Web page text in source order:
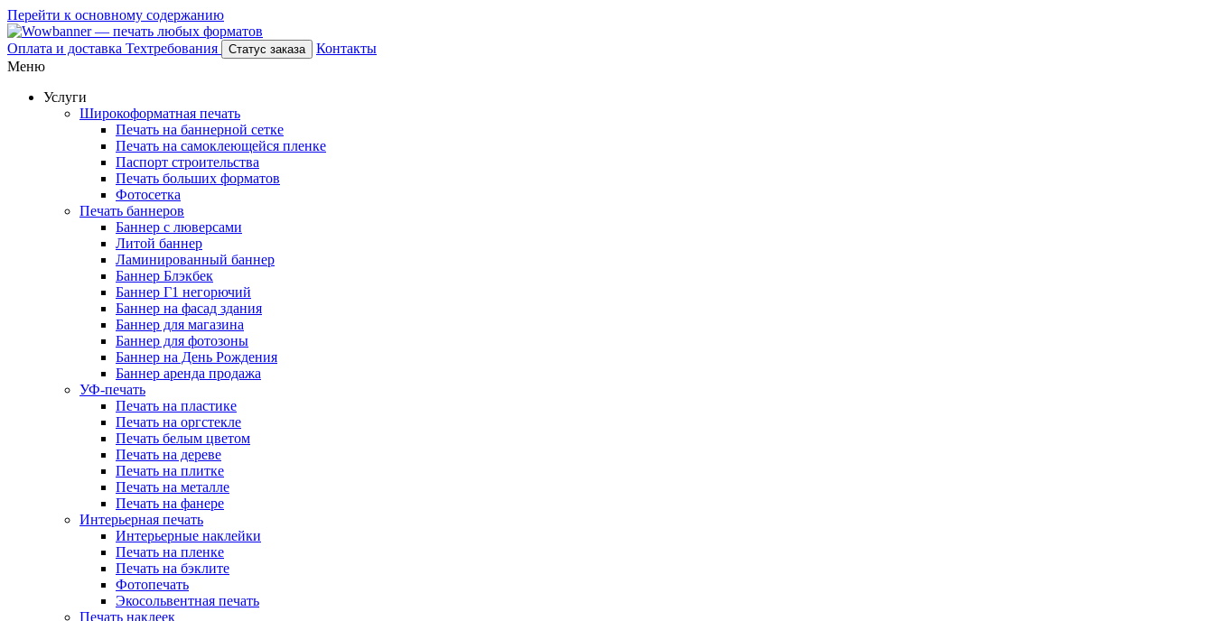
Перейти к основному содержанию
Оплата и доставка Техтребования Статус заказа
Контакты
Меню
Услуги
Широкоформатная печать
Печать на баннерной сетке
Печать на самоклеющейся пленке
Паспорт строительства
Печать больших форматов
Фотосетка
Печать баннеров
Баннер с люверсами
Литой баннер
Ламинированный баннер
Баннер Блэкбек
Баннер Г1 негорючий
Баннер на фасад здания
Баннер для магазина
Баннер для фотозоны
Баннер на День Рождения
Баннер аренда продажа
УФ-печать
Печать на пластике
Печать на оргстекле
Печать белым цветом
Печать на дереве
Печать на плитке
Печать на металле
Печать на фанере
Интерьерная печать
Интерьерные наклейки
Печать на пленке
Печать на бэклите
Фотопечать
Экосольвентная печать
Печать наклеек